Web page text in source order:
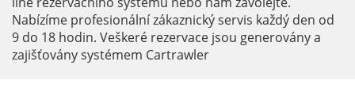
Nabízíme profesionální zákaznický servis každý den od
9 do 18 hodin. Veškeré rezervace jsou generovány a
zajišťovány systémem Cartrawler